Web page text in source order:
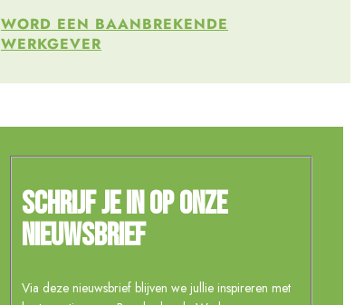
WORD EEN BAANBREKENDE
WERKGEVER